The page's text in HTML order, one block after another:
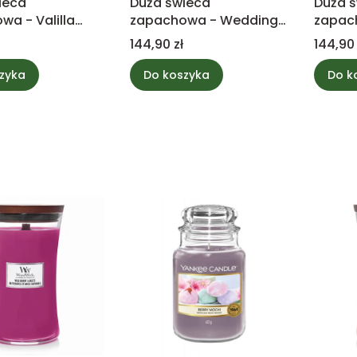
- Valilla
- Yankee
zapachowa - Wedding
Day - Yankee Candle
Cena
144,90 zł
Do koszyka
Cena
144,90
Do